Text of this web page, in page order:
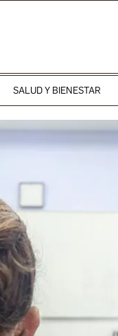
SALUD Y BIENESTAR